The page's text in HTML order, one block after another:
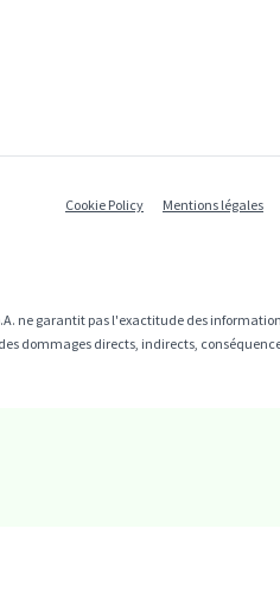
Cookie Policy Mentions légales
ne garantit pas l'exactitude des
dommages directs, indirects,